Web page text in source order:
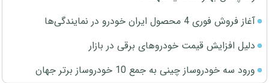
آغاز فروش فوری 4 محصول ایران خودرو در نمایندگی‌ها
دلیل افزایش قیمت خودروهای برقی در بازار
ورود سه خودروساز چینی به جمع 10 خودروساز برتر جهان